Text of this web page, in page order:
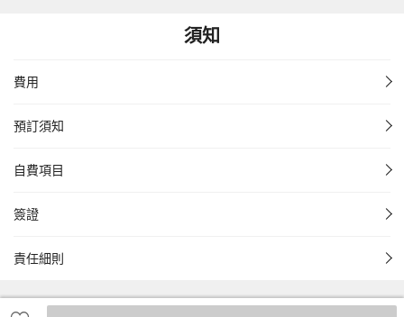
須知
費用
預訂須知
自費項目
簽證
責任細則